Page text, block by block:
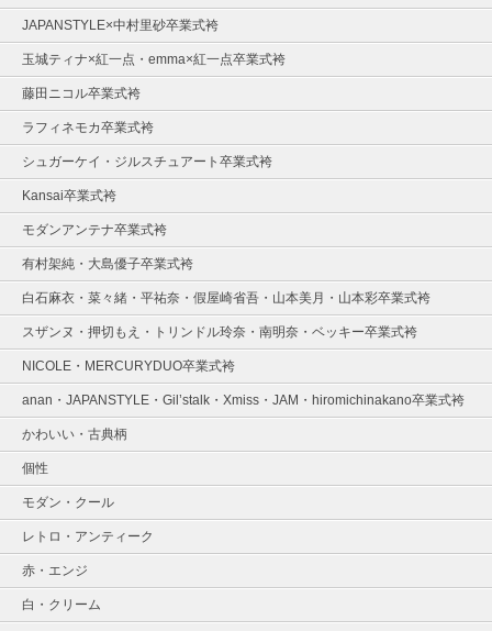
JAPANSTYLE×中村里砂卒業式袴
玉城ティナ×紅一点・emma×紅一点卒業式袴
藤田ニコル卒業式袴
ラフィネモカ卒業式袴
シュガーケイ・ジルスチュアート卒業式袴
Kansai卒業式袴
モダンアンテナ卒業式袴
有村架純・大島優子卒業式袴
白石麻衣・菜々緒・平祐奈・假屋崎省吾・山本美月・山本彩卒業式袴
スザンヌ・押切もえ・トリンドル玲奈・南明奈・ベッキー卒業式袴
NICOLE・MERCURYDUO卒業式袴
anan・JAPANSTYLE・Gil’stalk・Xmiss・JAM・hiromichinakano卒業式袴
かわいい・古典柄
個性
モダン・クール
レトロ・アンティーク
赤・エンジ
白・クリーム